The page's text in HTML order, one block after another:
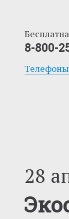
8-800-
28